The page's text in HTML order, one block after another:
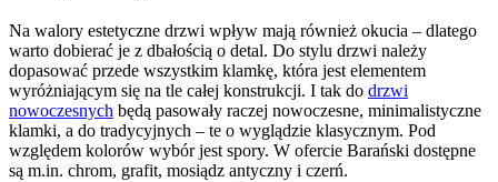
Na walory estetyczne drzwi wpływ mają również okucia – dlatego
warto dobierać je z dbałością o detal. Do stylu drzwi należy
dopasować przede wszystkim klamkę, która jest elementem
wyróżniającym się na tle całej konstrukcji. I tak do drzwi
nowoczesnych będą pasowały raczej nowoczesne, minimalistyczne
klamki, a do tradycyjnych – te o wyglądzie klasycznym. Pod
względem kolorów wybór jest spory. W ofercie Barański dostępne
są m.in. chrom, grafit, mosiądz antyczny i czerń.